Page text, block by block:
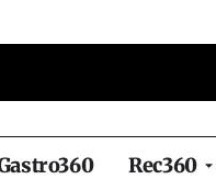
Rec360